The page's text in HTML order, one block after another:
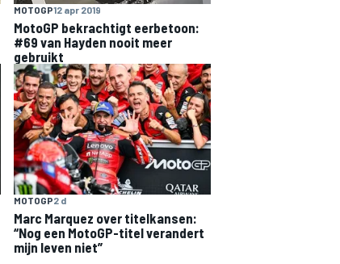
MOTOGP12 apr 2019
MotoGP bekrachtigt eerbetoon:
#69 van Hayden nooit meer
gebruikt
MOTOGP2 d
Marc Marquez over titelkansen:
“Nog een MotoGP-titel verandert
mijn leven niet”